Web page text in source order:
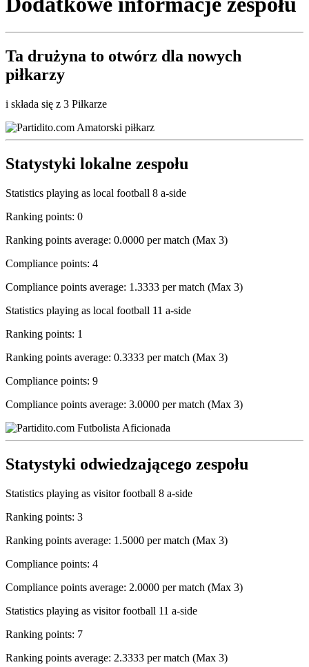
Ta drużyna to otwórz dla nowych
piłkarzy
i składa się z 3 Piłkarze
Statystyki lokalne zespołu
Statistics playing as local football 8 a-side
Ranking points: 0
Ranking points average: 0.0000 per match (Max 3)
Compliance points: 4
Compliance points average: 1.3333 per match (Max 3)
Statistics playing as local football 11 a-side
Ranking points: 1
Ranking points average: 0.3333 per match (Max 3)
Compliance points: 9
Compliance points average: 3.0000 per match (Max 3)
Statystyki odwiedzającego zespołu
Statistics playing as visitor football 8 a-side
Ranking points: 3
Ranking points average: 1.5000 per match (Max 3)
Compliance points: 4
Compliance points average: 2.0000 per match (Max 3)
Statistics playing as visitor football 11 a-side
Ranking points: 7
Ranking points average: 2.3333 per match (Max 3)